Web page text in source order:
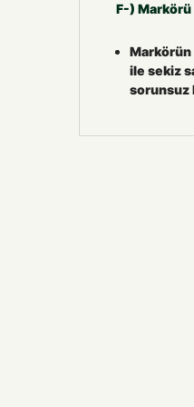
F-) Markörü
Markörün
ile sekiz
sorunsuz